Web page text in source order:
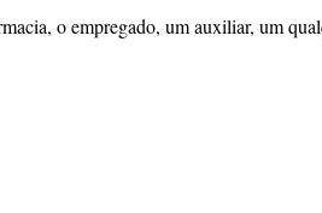
o empregado, um auxiliar, um